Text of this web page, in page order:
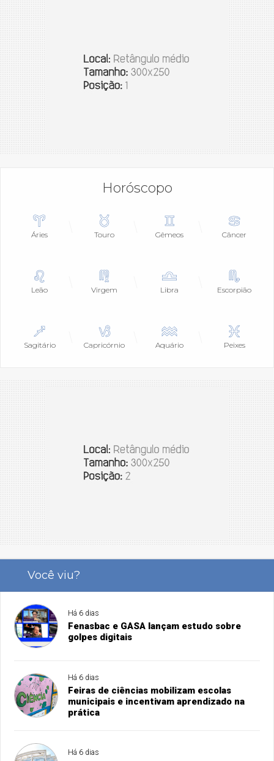
Horóscopo
Áries Touro Gêmeos Câncer
Leão Virgem Libra Escorpião
Sagitário Capricórnio Aquário Peixes
Você viu?
Há 6 dias
Fenasbac e GASA lançam estudo sobre
golpes digitais
Há 6 dias
Feiras de ciências mobilizam escolas
municipais e incentivam aprendizado na
prática
Há 6 dias